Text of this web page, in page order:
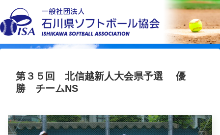
第３５回 北信越新人大会県予選 優
勝 チームNS